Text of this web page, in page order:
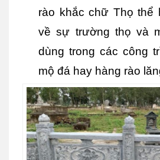
rào khắc chữ Thọ thể
về sự trường thọ và
dùng trong các công
mộ đá hay hàng rào